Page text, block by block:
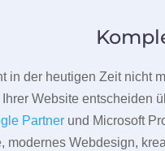
in der heutigen Zeit nicht
Website entscheiden
Partner und Microsoft
modernes Webdesign,